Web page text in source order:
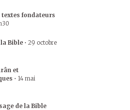
textes fondateurs
Bible • 29 octobre
et
• 14 mai
de la Bible